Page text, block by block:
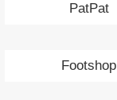
PatPat
Footshop